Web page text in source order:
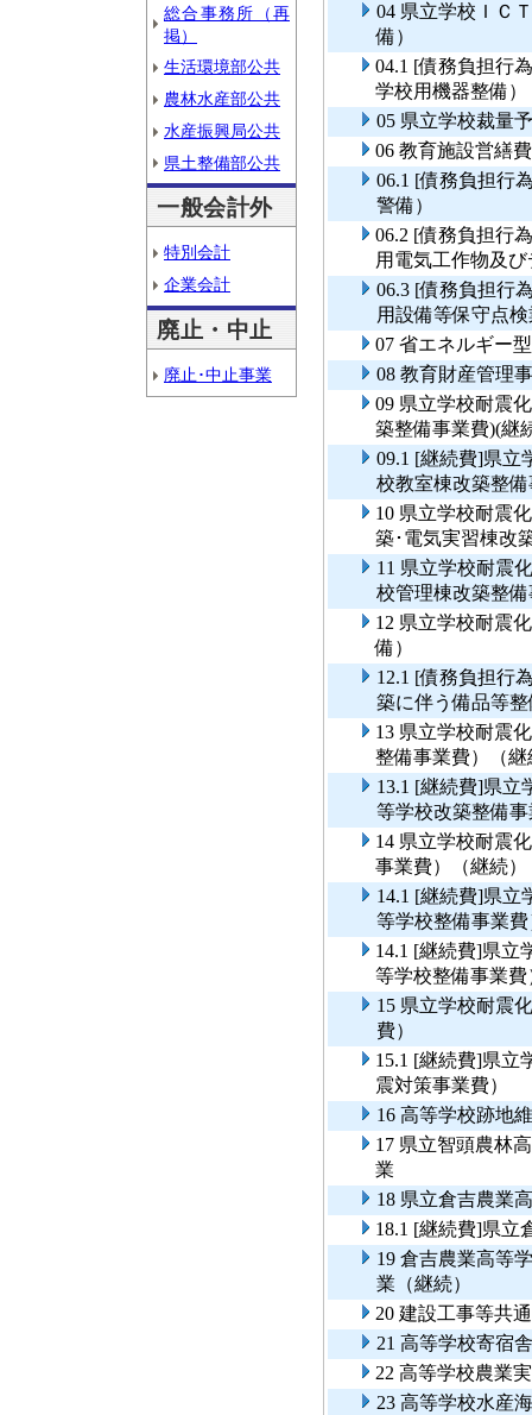
総合事務所（再
掲）
生活環境部公共
農林水産部公共
水産振興局公共
県土整備部公共
一般会計外
特別会計
企業会計
廃止・中止
廃止･中止事業
04 県立学校ＩＣ
備）
04.1 [債務負担行
学校用機器整備）
05 県立学校裁量
06 教育施設営繕費
06.1 [債務負担行
警備）
06.2 [債務負担行
用電気工作物及
06.3 [債務負担行
用設備等保守点
07 省エネルギー
08 教育財産管理
09 県立学校耐震
築整備事業費)(継
09.1 [継続費]県立
校教室棟改築整
10 県立学校耐震
築･電気実習棟改
11 県立学校耐震
校管理棟改築整
12 県立学校耐震
備）
12.1 [債務負担行
築に伴う備品等
13 県立学校耐震
整備事業費）（継
13.1 [継続費]県立
等学校改築整備
14 県立学校耐震
事業費）（継続）
14.1 [継続費]県立
等学校整備事業費
14.1 [継続費]県立
等学校整備事業
15 県立学校耐震
費）
15.1 [継続費]県立
震対策事業費）
16 高等学校跡地
17 県立智頭農林
業
18 県立倉吉農業
18.1 [継続費]県立
19 倉吉農業高等
業（継続）
20 建設工事等共
21 高等学校寄宿
22 高等学校農業
23 高等学校水産